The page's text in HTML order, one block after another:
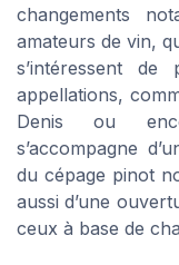
changements
amateurs de vin,
s’intéressent
appellations,
Denis ou
s’accompagne
du cépage pinot
aussi d’une
ceux à base de